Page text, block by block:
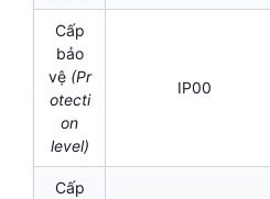
Cấp
bảo
vệ (Pr
otecti
on
level)
IP00
Cấp